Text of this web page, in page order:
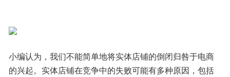
小编认为，我们不能简单地将实体店铺的倒闭归咎于电商
的兴起。实体店铺在竞争中的失败可能有多种原因，包括